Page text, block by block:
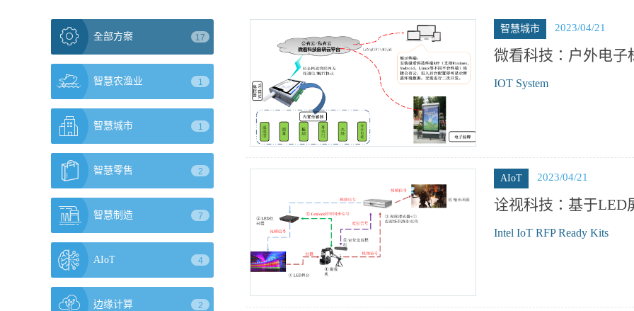
全部方案 17
智慧农渔业 1
智慧城市 1
智慧零售 2
智慧制造 7
AIoT 4
边缘计算 2
智慧城市 2023/04/21
微看科技：户外电子
IOT System
AIoT 2023/04/21
诠视科技：基于LED
Intel IoT RFP Ready Kits